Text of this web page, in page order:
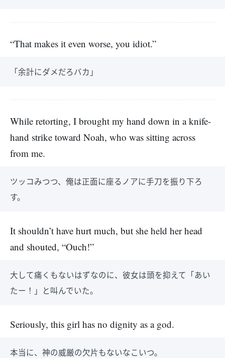
“That makes it even worse, you idiot.”
「余計にダメだろバカ」
While retorting, I brought my hand down in a knife-
hand strike toward Noah, who was sitting across
from me.
ツッコみつつ、俺は正面に座るノアに手刀を振り下ろ
す。
It shouldn’t have hurt much, but she held her head
and shouted, “Ouch!”
大して痛くもないはずなのに、彼女は頭を抑えて「あい
たー！」と叫んでいた。
Seriously, this girl has no dignity as a god.
本当に、神の威厳の欠片もないなこいつ。